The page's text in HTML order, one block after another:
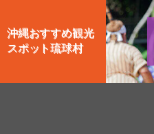
沖縄おすすめ観光
スポット琉球村